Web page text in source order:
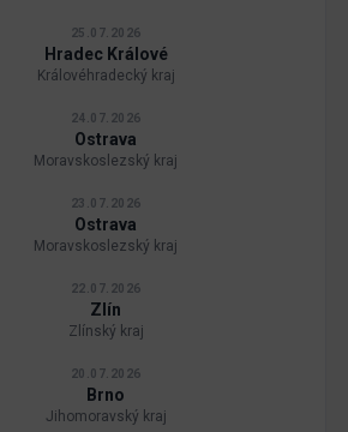
25.07.2026
Hradec Králové
Královéhradecký kraj
24.07.2026
Ostrava
Moravskoslezský kraj
23.07.2026
Ostrava
Moravskoslezský kraj
22.07.2026
Zlín
Zlínský kraj
20.07.2026
Brno
Jihomoravský kraj